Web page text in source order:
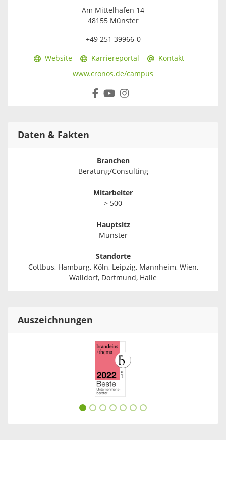
Am Mittelhafen 14
48155 Münster
+49 251 39966-0
Website Karriereportal
Kontakt
www.cronos.de/campus
Daten & Fakten
Branchen
Beratung/Consulting
Mitarbeiter
> 500
Hauptsitz
Münster
Standorte
Cottbus, Hamburg, Köln, Leipzig, Mannheim, Wien,
Walldorf, Dortmund, Halle
Auszeichnungen